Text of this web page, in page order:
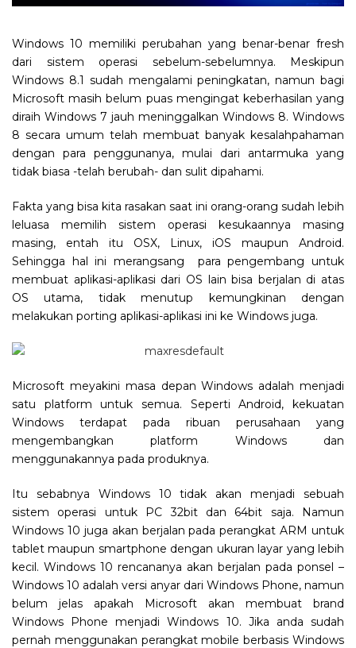
Windows 10 memiliki perubahan yang benar-benar fresh
dari sistem operasi sebelum-sebelumnya. Meskipun
Windows 8.1 sudah mengalami peningkatan, namun bagi
Microsoft masih belum puas mengingat keberhasilan yang
diraih Windows 7 jauh meninggalkan Windows 8. Windows
8 secara umum telah membuat banyak kesalahpahaman
dengan para penggunanya, mulai dari antarmuka yang
tidak biasa -telah berubah- dan sulit dipahami.
Fakta yang bisa kita rasakan saat ini orang-orang sudah lebih
leluasa memilih sistem operasi kesukaannya masing
masing, entah itu OSX, Linux, iOS maupun Android.
Sehingga hal ini merangsang para pengembang untuk
membuat aplikasi-aplikasi dari OS lain bisa berjalan di atas
OS utama, tidak menutup kemungkinan dengan
melakukan porting aplikasi-aplikasi ini ke Windows juga.
Microsoft meyakini masa depan Windows adalah menjadi
satu platform untuk semua. Seperti Android, kekuatan
Windows terdapat pada ribuan perusahaan yang
mengembangkan platform Windows dan
menggunakannya pada produknya.
Itu sebabnya Windows 10 tidak akan menjadi sebuah
sistem operasi untuk PC 32bit dan 64bit saja. Namun
Windows 10 juga akan berjalan pada perangkat ARM untuk
tablet maupun smartphone dengan ukuran layar yang lebih
kecil. Windows 10 rencananya akan berjalan pada ponsel –
Windows 10 adalah versi anyar dari Windows Phone, namun
belum jelas apakah Microsoft akan membuat brand
Windows Phone menjadi Windows 10. Jika anda sudah
pernah menggunakan perangkat mobile berbasis Windows